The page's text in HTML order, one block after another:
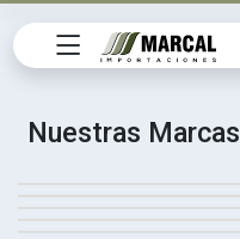
Nuestras Marcas